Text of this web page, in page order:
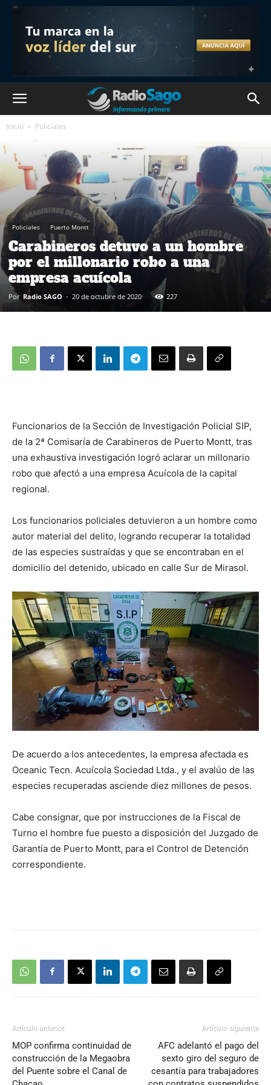
Inicio Policiales
Policiales Puerto Montt
Carabineros detuvo a un hombre
por el millonario robo a una
empresa acuícola
Por Radio SAGO - 20 de octubre de 2020 227
Funcionarios de la Sección de Investigación Policial SIP,
de la 2ª Comisaría de Carabineros de Puerto Montt, tras
una exhaustiva investigación logró aclarar un millonario
robo que afectó a una empresa Acuícola de la capital
regional.
Los funcionarios policiales detuvieron a un hombre como
autor material del delito, logrando recuperar la totalidad
de las especies sustraídas y que se encontraban en el
domicilio del detenido, ubicado en calle Sur de Mirasol.
De acuerdo a los antecedentes, la empresa afectada es
Oceanic Tecn. Acuícola Sociedad Ltda., y el avalúo de las
especies recuperadas asciende diez millones de pesos.
Cabe consignar, que por instrucciones de la Fiscal de
Turno el hombre fue puesto a disposición del Juzgado de
Garantía de Puerto Montt, para el Control de Detención
correspondiente.
Artículo anterior
MOP confirma continuidad de
construcción de la Megaobra
del Puente sobre el Canal de
Artículo siguiente
AFC adelantó el pago del
sexto giro del seguro de
cesantía para trabajadores